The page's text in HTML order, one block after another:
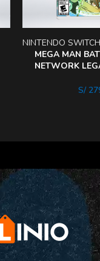
MEGA MAN
NETWORK
NINTENDO SWITCH
S/